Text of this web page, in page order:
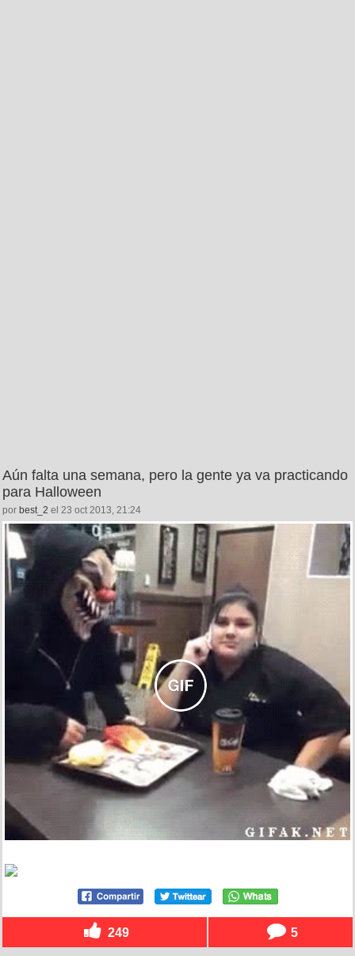
Aún falta una semana, pero la gente ya va practicando
para Halloween
por best_2 el 23 oct 2013, 21:24
249 5